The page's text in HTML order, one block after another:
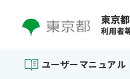
ユーザーマニュアル